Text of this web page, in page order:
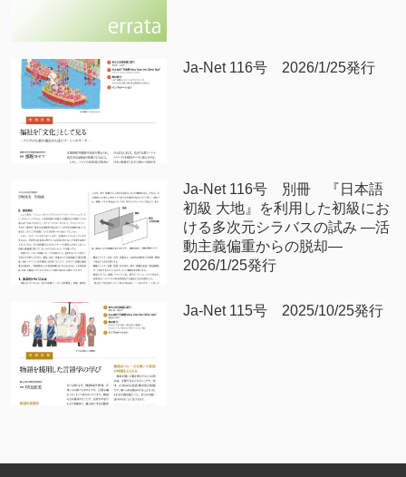
Ja-Net 116号 2026/1/25発行
Ja-Net 116号 別冊 『日本語
初級 大地』を利用した初級にお
ける多次元シラバスの試み —活
動主義偏重からの脱却—
2026/1/25発行
Ja-Net 115号 2025/10/25発行